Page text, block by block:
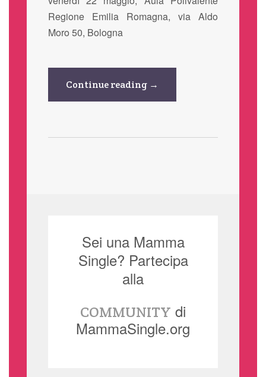
Regione Emilia Romagna, via Aldo
Moro 50, Bologna
Continue reading →
Sei una Mamma
Single? Partecipa
alla
COMMUNITY di
MammaSingle.org